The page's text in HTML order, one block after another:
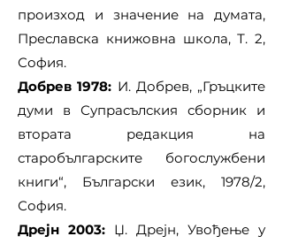
произход и значение на думата,
Преславска книжовна школа, Т. 2,
София.
Добрев 1978: И. Добрев, „Гръцките
думи в Супрасълския сборник и
втората редакция на
старобългарските богослужбени
книги“, Български език, 1978/2,
София.
Дрејн 2003: Џ. Дрејн, Увођење у